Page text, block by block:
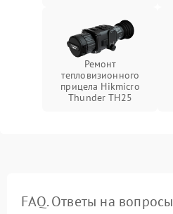
Ремонт
тепловизионного
прицела Hikmicro
Thunder TH25
FAQ. Ответы на вопросы